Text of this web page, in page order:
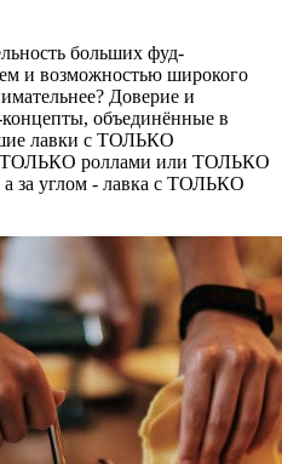
больших фуд-
и возможностью широкого
Доверие и
объединённые в
лавки с ТОЛЬКО
роллами или ТОЛЬКО
за углом - лавка с ТОЛЬКО